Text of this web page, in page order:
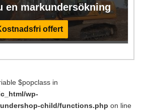
en markundersökning
offert
$popclass in
wp-
child/functions.php on line